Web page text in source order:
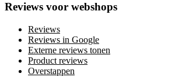
Reviews voor webshops
Reviews
Reviews in Google
Externe reviews tonen
Product reviews
Overstappen